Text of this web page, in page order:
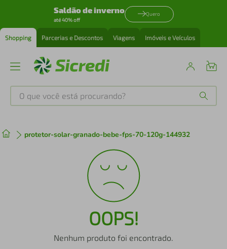
Saldão de inverno
até 40% off
Quero
Shopping Parcerias e Descontos Viagens Imóveis e Veículos
O que você está procurando?
protetor-solar-granado-bebe-fps-70-120g-144932
OOPS!
Nenhum produto foi encontrado.